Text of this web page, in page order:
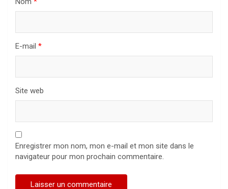
E-mail *
Site web
Enregistrer mon nom, mon e-mail et mon site dans le
navigateur pour mon prochain commentaire.